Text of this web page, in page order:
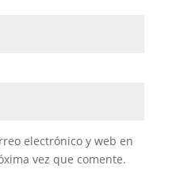
electrónico y web en
vez que comente.